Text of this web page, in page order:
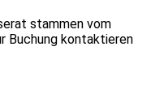
stammen vom
Buchung kontaktieren